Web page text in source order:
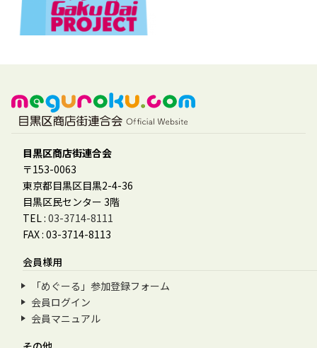
目黒区商店街連合会
〒153-0063
東京都目黒区目黒2-4-36
目黒区民センター 3階
TEL : 03-3714-8111
FAX : 03-3714-8113
会員様用
「めぐーる」参加登録フォーム
会員ログイン
会員マニュアル